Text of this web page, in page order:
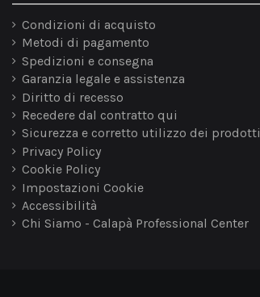
Condizioni di acquisto
Metodi di pagamento
Spedizioni e consegna
Garanzia legale e assistenza
Diritto di recesso
Recedere dal contratto qui
Sicurezza e corretto utilizzo dei prodotti
Privacy Policy
Cookie Policy
Impostazioni Cookie
Accessibilità
Chi Siamo - Calapà Professional Center